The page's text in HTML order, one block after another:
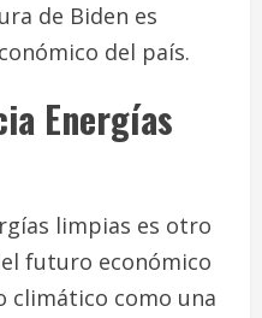
de Biden es
del país.
Energías
limpias es otro
futuro económico
climático como una